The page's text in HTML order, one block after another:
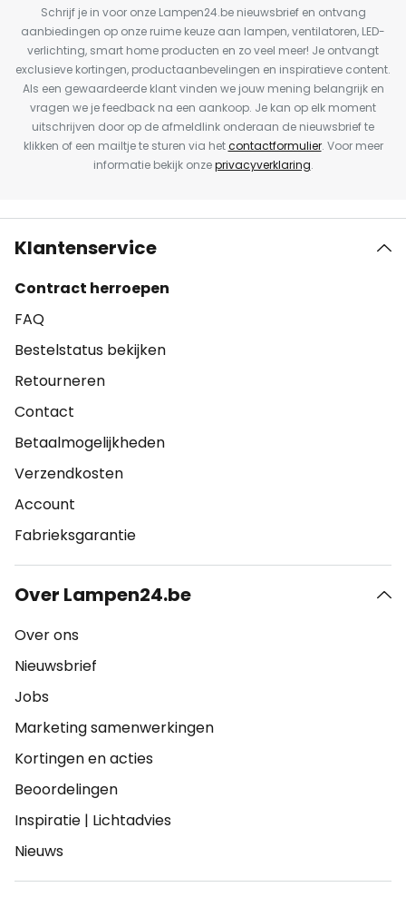
Schrijf je in voor onze Lampen24.be nieuwsbrief en ontvang
aanbiedingen op onze ruime keuze aan lampen, ventilatoren, LED-
verlichting, smart home producten en zo veel meer! Je ontvangt
exclusieve kortingen, productaanbevelingen en inspiratieve content.
Als een gewaardeerde klant vinden we jouw mening belangrijk en
vragen we je feedback na een aankoop. Je kan op elk moment
uitschrijven door op de afmeldlink onderaan de nieuwsbrief te
klikken of een mailtje te sturen via hetcontactformulier. Voor meer
informatie bekijk onzeprivacyverklaring.
Klantenservice
Contract herroepen
FAQ
Bestelstatus bekijken
Retourneren
Contact
Betaalmogelijkheden
Verzendkosten
Account
Fabrieksgarantie
Over Lampen24.be
Over ons
Nieuwsbrief
Jobs
Marketing samenwerkingen
Kortingen en acties
Beoordelingen
Inspiratie | Lichtadvies
Nieuws